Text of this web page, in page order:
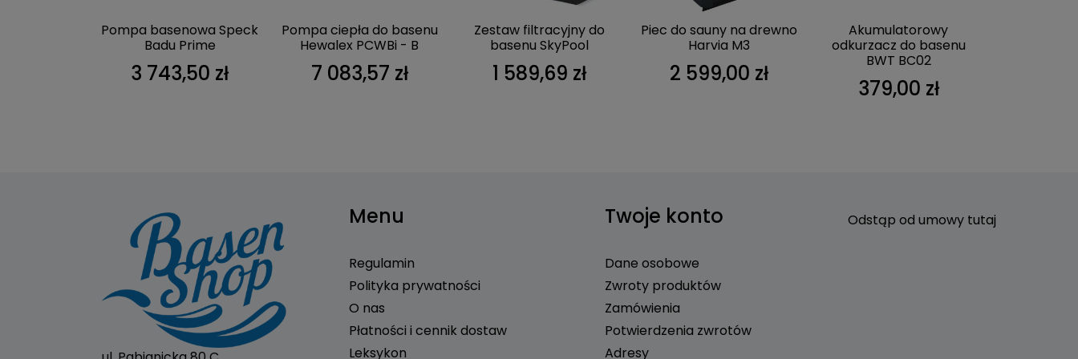
Pompa basenowa Speck
Badu Prime
3 743,50 zł
Pompa ciepła do basenu
Hewalex PCWBi - B
7 083,57 zł
Zestaw filtracyjny do
basenu SkyPool
1 589,69 zł
Piec do sauny na drewno
Harvia M3
2 599,00 zł
Akumulatorowy
odkurzacz do basenu
BWT BC02
379,00 zł
Menu
Regulamin
Polityka prywatności
O nas
Płatności i cennik dostaw
Leksykon
Twoje konto
Dane osobowe
Zwroty produktów
Zamówienia
Potwierdzenia zwrotów
Adresy
Odstąp od umowy tutaj